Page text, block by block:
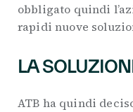
obbligato quindi
rapidi nuove
LA
ATB ha quindi